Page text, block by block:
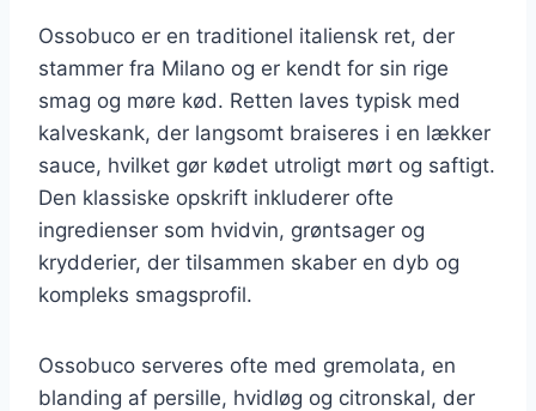
Ossobuco er en traditionel italiensk ret, der
stammer fra Milano og er kendt for sin rige
smag og møre kød. Retten laves typisk med
kalveskank, der langsomt braiseres i en lækker
sauce, hvilket gør kødet utroligt mørt og saftigt.
Den klassiske opskrift inkluderer ofte
ingredienser som hvidvin, grøntsager og
krydderier, der tilsammen skaber en dyb og
kompleks smagsprofil.
Ossobuco serveres ofte med gremolata, en
blanding af persille, hvidløg og citronskal, der